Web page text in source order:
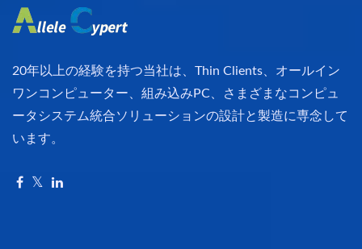
20年以上の経験を持つ当社は、Thin Clients、オールイン
ワンコンピューター、組み込みPC、さまざまなコンピュ
ータシステム統合ソリューションの設計と製造に専念して
います。